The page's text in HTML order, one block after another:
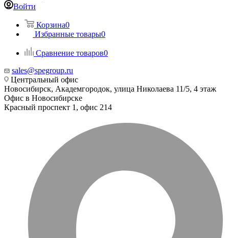
Войти
Корзина0
Избранные товары0
Сравнение товаров0
sales@spegroup.ru
Центральный офис
Новосибирск, Академгородок, улица Николаева 11/5, 4 этаж
Офис в Новосибирске
Красный проспект 1, офис 214